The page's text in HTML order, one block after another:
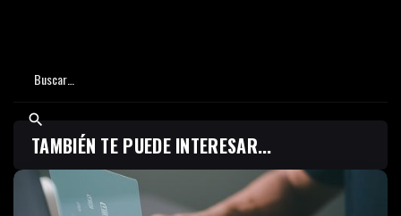
TAMBIÉN TE PUEDE INTERESAR...